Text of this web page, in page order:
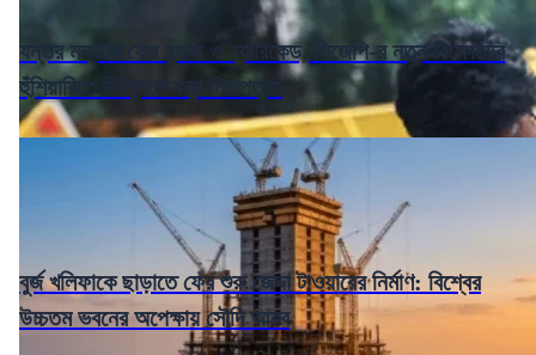
যন্তর মন্তরে ফের র‌্যাফ ও ব্যারিকেড, সিজেপি-র নতুন বিক্ষোভের
হুঁশিয়ারিতে দিল্লিতে কড়া নিরাপত্তা
বুর্জ খলিফাকে ছাড়াতে ফের শুরু জেদ্দা টাওয়ারের নির্মাণ: বিশ্বের
উচ্চতম ভবনের অপেক্ষায় সৌদি আরব